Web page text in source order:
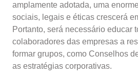
amplamente adotada, uma
sociais, legais e éticas crescerá
Portanto, será necessário educar
colaboradores das empresas a
formar grupos, como Conselhos
as estratégias corporativas.